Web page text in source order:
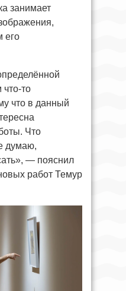
занимает
его
то
что в данный
Что
думаю,
— пояснил
работ Темур